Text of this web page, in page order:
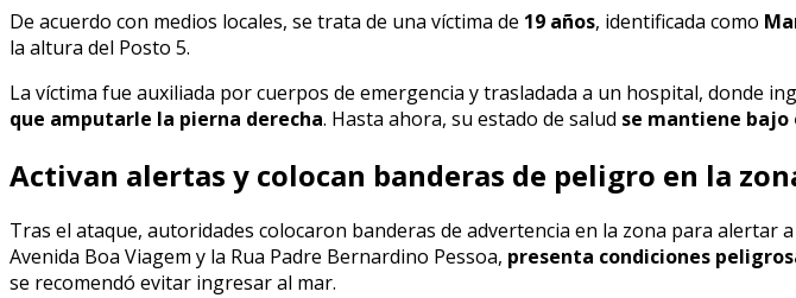
De acuerdo con medios locales, se trata de una víctima de 19 años, identificada como
la altura del Posto 5.
La víctima fue auxiliada por cuerpos de emergencia y trasladada a un hospital, donde
que amputarle la pierna derecha. Hasta ahora, su estado de salud se mantiene bajo
Activan alertas y colocan banderas de peligro en la
Tras el ataque, autoridades colocaron banderas de advertencia en la zona para
Avenida Boa Viagem y la Rua Padre Bernardino Pessoa, presenta condiciones
se recomendó evitar ingresar al mar.